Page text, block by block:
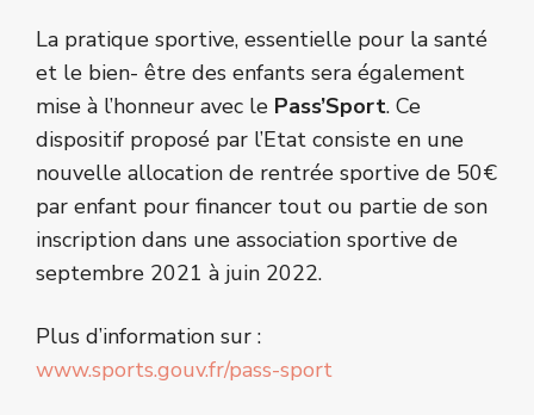
La pratique sportive, essentielle pour la santé
et le bien- être des enfants sera également
mise à l’honneur avec le Pass’Sport. Ce
dispositif proposé par l’Etat consiste en une
nouvelle allocation de rentrée sportive de 50€
par enfant pour financer tout ou partie de son
inscription dans une association sportive de
septembre 2021 à juin 2022.
Plus d’information sur :
www.sports.gouv.fr/pass-sport